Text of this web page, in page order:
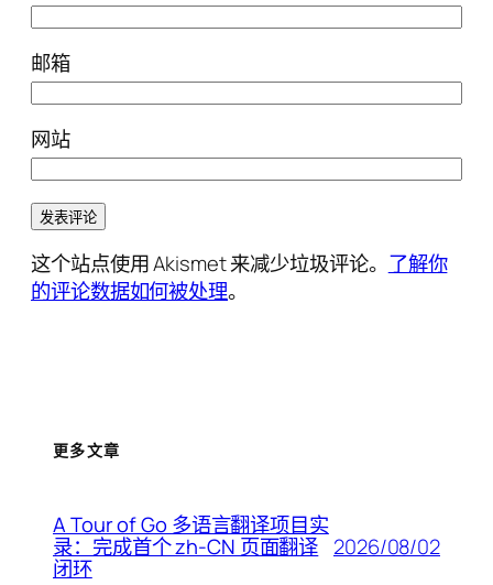
邮箱
网站
这个站点使用 Akismet 来减少垃圾评论。 了解你
的评论数据如何被处理。
更多文章
A Tour of Go 多语言翻译项目实
录：完成首个 zh-CN 页面翻译
闭环
2026/08/02